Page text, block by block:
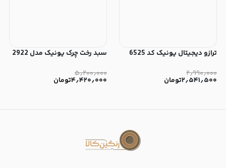
ترازو دیجیتال یونیک کد 6525
۲٫۹۹۰٫۰۰۰
۲٫۵۴۱٫۵۰۰تومان
سبد رخت چرک یونیک مدل 2922
۵٫۲۰۰٫۰۰۰
۴٫۴۲۰٫۰۰۰تومان